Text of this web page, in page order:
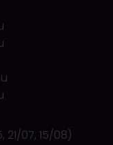
07, 15/08)